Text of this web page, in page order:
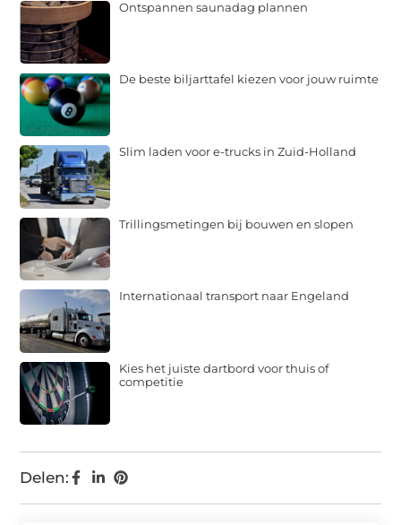
Delen:
Ontspannen saunadag plannen
De beste biljarttafel kiezen voor jouw ruimte
Slim laden voor e-trucks in Zuid-Holland
Trillingsmetingen bij bouwen en slopen
Internationaal transport naar Engeland
Kies het juiste dartbord voor thuis of
competitie